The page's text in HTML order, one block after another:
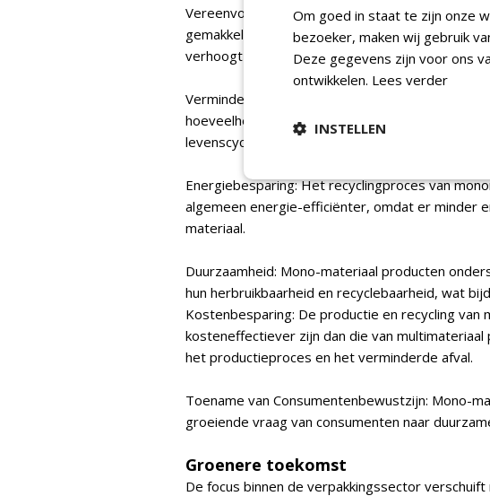
Vereenvoudigde Recycling: Producten gemaakt
gemakkelijker te recyclen dan producten die uit
verhoogt de kans dat ze daadwerkelijk
Vermindering van Afval: Door het gebruik van
hoeveelheid afval verminderd, zowel tijdens de
levenscyclus van het product.
Energiebesparing: Het recyclingproces van
algemeen energie-efficiënter, omdat er minder
materiaal.
Duurzaamheid: Mono-materiaal producten
hun herbruikbaarheid en recyclebaarheid, wat
Kostenbesparing: De productie en recycling van
kosteneffectiever zijn dan die van
het productieproces en het verminderde afval.
Toename van Consumentenbewustzijn: Mono-
groeiende vraag van consumenten naar
Groenere toekomst
De focus binnen de verpakkingssector
Om goed in staat te zijn onze
bezoeker, maken wij gebruik
Deze gegevens zijn voor ons
ontwikkelen. Lees verder
INSTELLEN